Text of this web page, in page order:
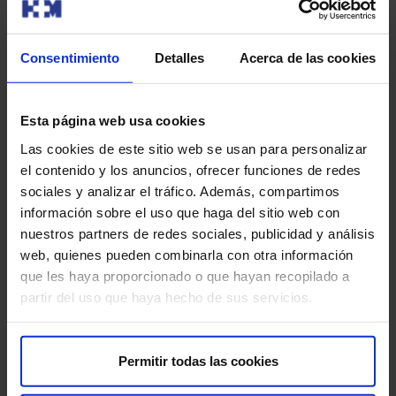
Consentimiento Detalles Acerca de las cookies
Esta página web usa cookies
Las cookies de este sitio web se usan para personalizar
el contenido y los anuncios, ofrecer funciones de redes
sociales y analizar el tráfico. Además, compartimos
información sobre el uso que haga del sitio web con
nuestros partners de redes sociales, publicidad y análisis
web, quienes pueden combinarla con otra información
que les haya proporcionado o que hayan recopilado a
partir del uso que haya hecho de sus servicios.
Permitir todas las cookies
cantidad de radiación, pero la dosis es baja y se
Reacciones alérgicas(raras): en casos
radiofármaco.
Molestias leves:puedes experimentar molestias en
el sitio de la inyección.
Para que tu prueba se desarrolle sin contratiempos, te
pedimos que llegues con antelación a la hora indicada.
Así podremos realizar la preparación administrativa y
clínica necesaria.
Antes de la prueba, te entregaremos el Consentimiento
Informado, un documento con información importante